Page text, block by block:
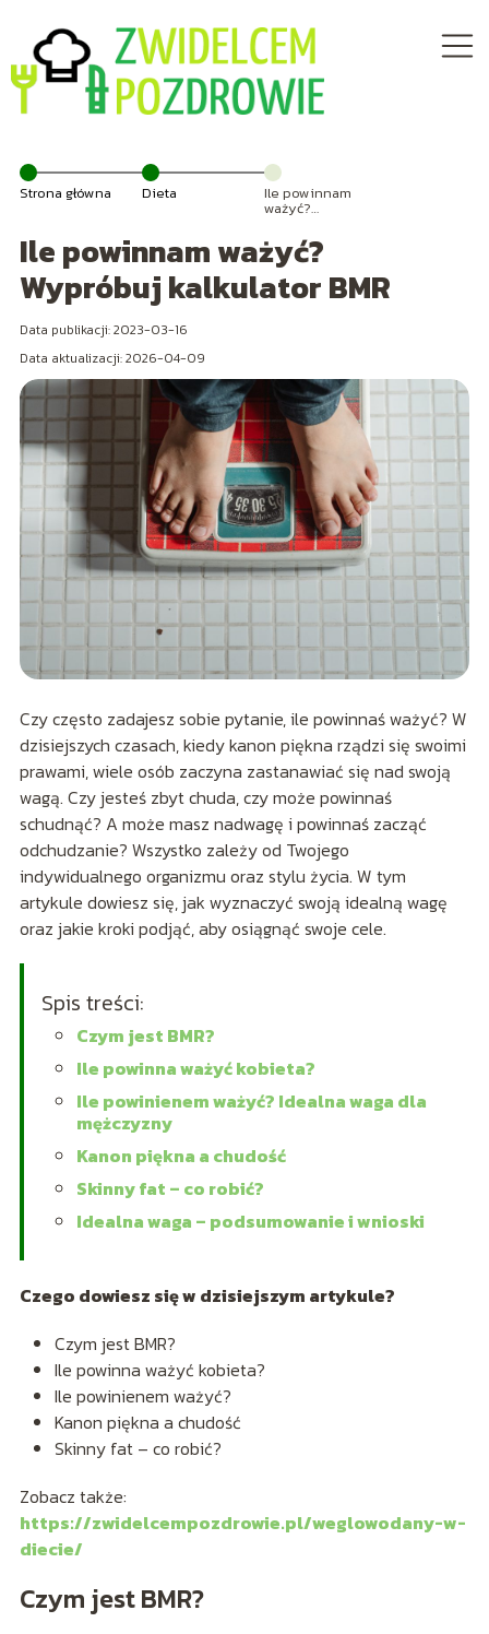
Strona główna Dieta Ile powinnam
ważyć?
kalkulator BMR
Ile powinnam ważyć?
Wypróbuj kalkulator BMR
Data publikacji: 2023-03-16
Data aktualizacji: 2026-04-09
Czy często zadajesz sobie pytanie, ile powinnaś ważyć? W
dzisiejszych czasach, kiedy kanon piękna rządzi się swoimi
prawami, wiele osób zaczyna zastanawiać się nad swoją
wagą. Czy jesteś zbyt chuda, czy może powinnaś
schudnąć? A może masz nadwagę i powinnaś zacząć
odchudzanie? Wszystko zależy od Twojego
indywidualnego organizmu oraz stylu życia. W tym
artykule dowiesz się, jak wyznaczyć swoją idealną wagę
oraz jakie kroki podjąć, aby osiągnąć swoje cele.
Spis treści:
Czym jest BMR?
Ile powinna ważyć kobieta?
Ile powinienem ważyć? Idealna waga dla
mężczyzny
Kanon piękna a chudość
Skinny fat – co robić?
Idealna waga – podsumowanie i wnioski
Czego dowiesz się w dzisiejszym artykule?
Czym jest BMR?
Ile powinna ważyć kobieta?
Ile powinienem ważyć?
Kanon piękna a chudość
Skinny fat – co robić?
Zobacz także:
https://zwidelcempozdrowie.pl/weglowodany-w-
diecie/
Czym jest BMR?